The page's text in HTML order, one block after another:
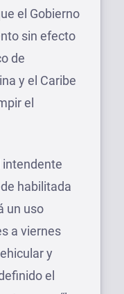
el Gobierno
sin efecto
de
y el Caribe
el
intendente
habilitada
un uso
a viernes
y
el